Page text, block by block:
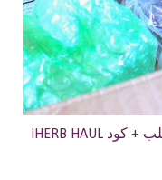
IHERB HAUL مشترياتي من آي هيرب + طريقة الطلب + كود